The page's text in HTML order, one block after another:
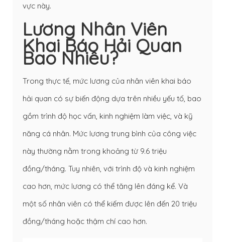
vực này.
Lương Nhân Viên
Khai Báo Hải Quan
Bao Nhiêu?
Trong thực tế, mức lương của nhân viên khai báo
hải quan có sự biến động dựa trên nhiều yếu tố, bao
gồm trình độ học vấn, kinh nghiệm làm việc, và kỹ
năng cá nhân. Mức lương trung bình của công việc
này thường nằm trong khoảng từ 9.6 triệu
đồng/tháng. Tuy nhiên, với trình độ và kinh nghiệm
cao hơn, mức lương có thể tăng lên đáng kể. Và
một số nhân viên có thể kiếm được lên đến 20 triệu
đồng/tháng hoặc thậm chí cao hơn.